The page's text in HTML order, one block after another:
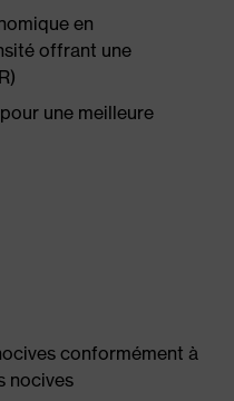
en
offrant une
une meilleure
conformément à
nocives